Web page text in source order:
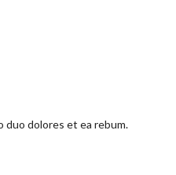
duo dolores et ea rebum.